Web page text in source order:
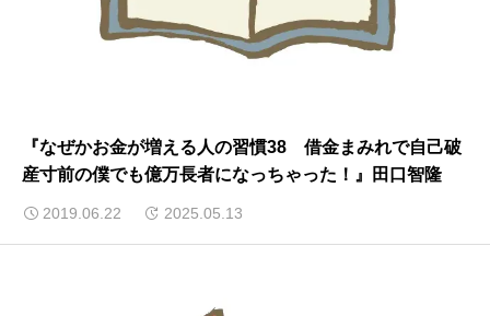
『なぜかお金が増える人の習慣38 借金まみれで自己破
産寸前の僕でも億万長者になっちゃった！』田口智隆
2019.06.22 2025.05.13